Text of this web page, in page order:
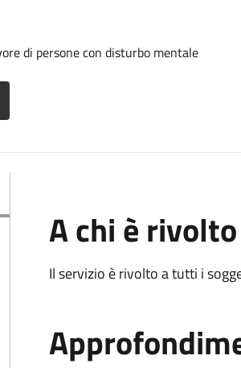
di persone con disturbo mentale
A chi è rivolto
Il servizio è rivolto a tutti i